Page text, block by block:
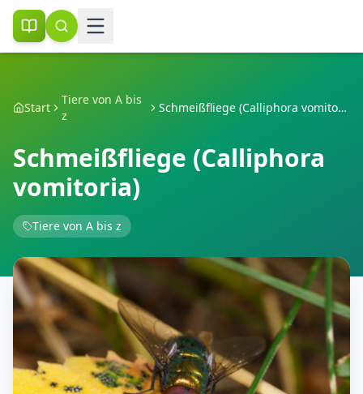
Start
Tiere von A bis
z
Schmeißfliege (Calliphora vomitoria)
Schmeißfliege (Calliphora
vomitoria)
Tiere von A bis z